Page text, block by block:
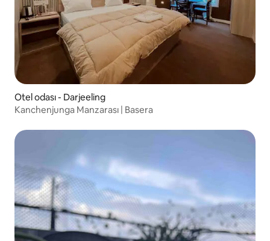
Otel odası - Darjeeling
Kanchenjunga Manzarası | Basera